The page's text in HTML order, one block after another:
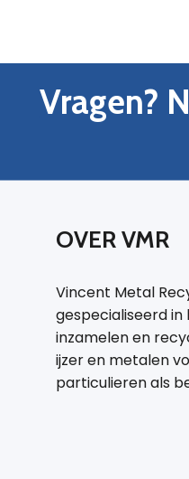
Vragen?
OVER VMR
Vincent Metal
gespecialiseerd
inzamelen en
ijzer en metalen
particulieren als